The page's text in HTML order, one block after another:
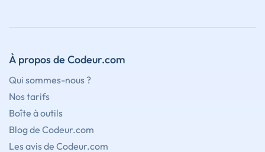
À propos de Codeur.com
Qui sommes-nous ?
Nos tarifs
Boîte à outils
Blog de Codeur.com
Les avis de Codeur.com